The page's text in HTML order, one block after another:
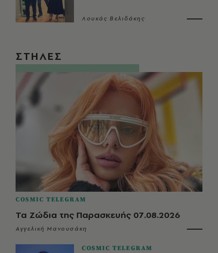
Λουκάς Βελιδάκης
ΣΤΗΛΕΣ
COSMIC TELEGRAM
Τα Ζώδια της Παρασκευής 07.08.2026
Αγγελική Μανουσάκη
COSMIC TELEGRAM